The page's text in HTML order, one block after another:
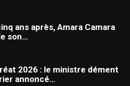
ans après, Amara Camara
son…
2026 : le ministre dément
annoncé…